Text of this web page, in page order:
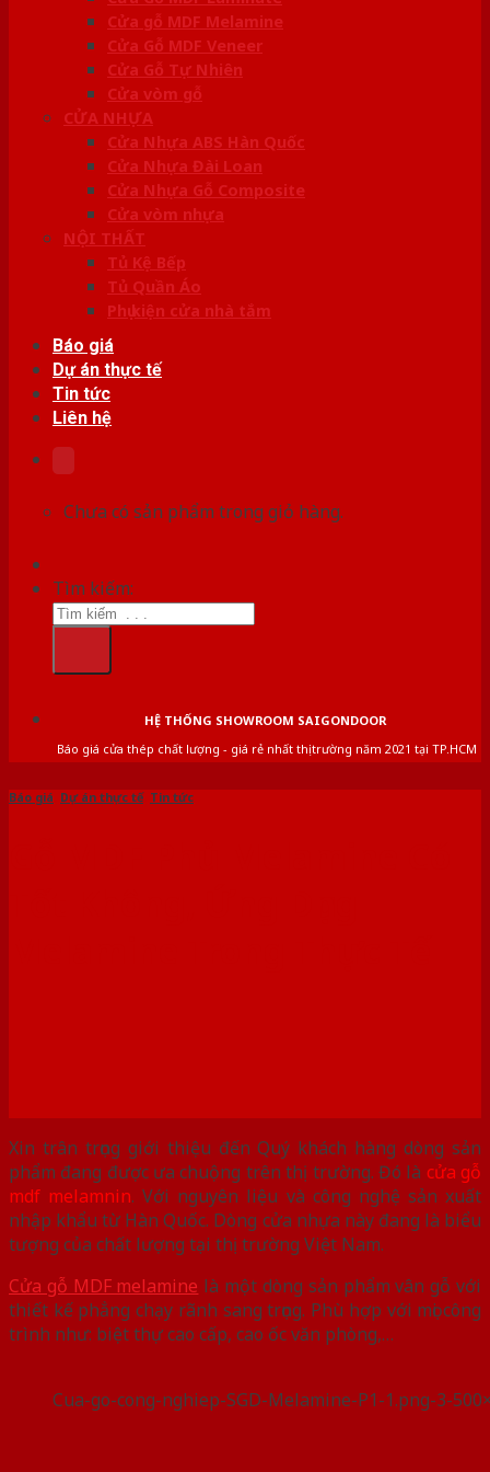
Cửa gỗ MDF Melamine
Cửa Gỗ MDF Veneer
Cửa Gỗ Tự Nhiên
Cửa vòm gỗ
CỬA NHỰA
Cửa Nhựa ABS Hàn Quốc
Cửa Nhựa Đài Loan
Cửa Nhựa Gỗ Composite
Cửa vòm nhựa
NỘI THẤT
Tủ Kệ Bếp
Tủ Quần Áo
Phụ kiện cửa nhà tắm
Báo giá
Dự án thực tế
Tin tức
Liên hệ
Chưa có sản phẩm trong giỏ hàng.
Tìm kiếm:
HỆ THỐNG SHOWROOM SAIGONDOOR
Báo giá cửa thép chất lượng - giá rẻ nhất thị trường năm 2021 tại TP.HCM
Báo giá Dự án thực tế, Tin tức
Xin trân trọng giới thiệu đến Quý khách hàng dòng sản
phẩm đang được ưa chuộng trên thị trường. Đó là cửa gỗ
mdf melamnin. Với nguyên liệu và công nghệ sản xuất
nhập khẩu từ Hàn Quốc. Dòng cửa nhựa này đang là biểu
tượng của chất lượng tại thị trường Việt Nam.
Cửa gỗ MDF melamine là một dòng sản phẩm vân gỗ với
thiết kế phẳng chạy rãnh sang trọng. Phù hợp với mọi công
trình như: biệt thự cao cấp, cao ốc văn phòng,…
Cua-go-cong-nghiep-SGD-Melamine-P1-1.png-3-